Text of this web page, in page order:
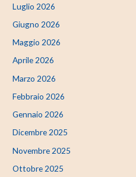
Luglio 2026
Giugno 2026
Maggio 2026
Aprile 2026
Marzo 2026
Febbraio 2026
Gennaio 2026
Dicembre 2025
Novembre 2025
Ottobre 2025